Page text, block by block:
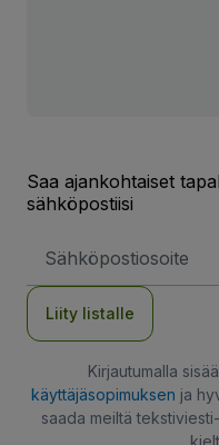
Saa ajankohtaiset
sähköpostiisi
Liity listalle
Kirjautumalla
käyttäjäsopimuksen ja
saada meiltä